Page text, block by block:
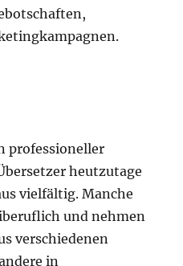
professioneller
heutzutage
vielfältig. Manche
und nehmen
verschiedenen
in